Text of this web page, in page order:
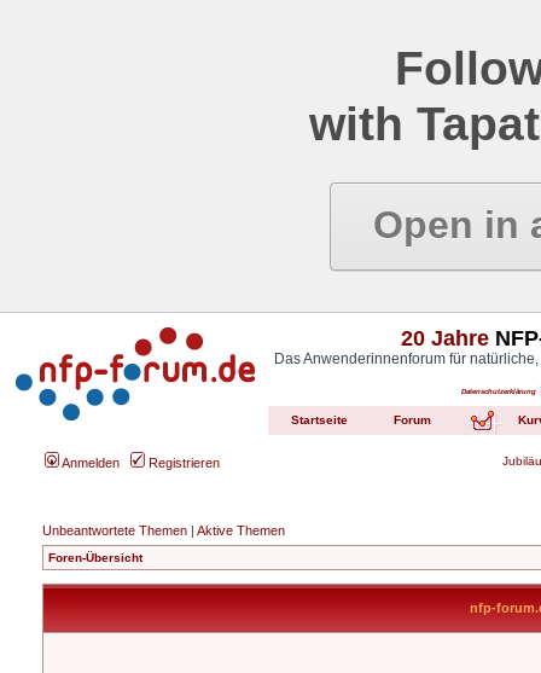
with
Open in
20 Jahre
Das Anwenderinnenforum für
Datenschutzerklärung
Startseite Forum
Anmelden Registrieren
Unbeantwortete Themen | Aktive Themen
Foren-Übersicht
nfp-